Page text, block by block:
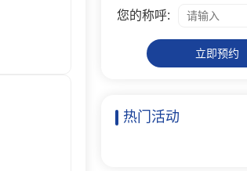
您的称呼:
立即预约
热门活动